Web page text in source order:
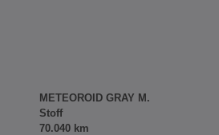
METEOROID GRAY M.
Stoff
70.040 km